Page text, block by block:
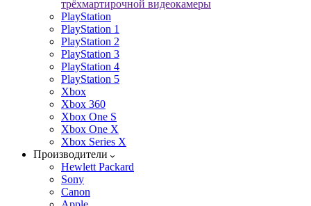
трёхмартирочной видеокамеры
PlayStation
PlayStation 1
PlayStation 2
PlayStation 3
PlayStation 4
PlayStation 5
Xbox
Xbox 360
Xbox One S
Xbox One X
Xbox Series X
Производители
Hewlett Packard
Sony
Canon